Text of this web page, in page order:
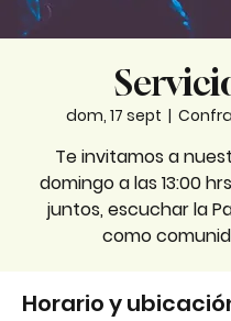
dom, 17 sept
  |
Te invitamos a
domingo a las 13:00
juntos, escuchar la
como
Horario y